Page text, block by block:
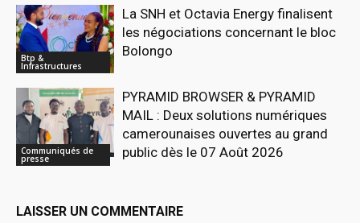
Btp &
Infrastructures
La SNH et Octavia Energy finalisent
les négociations concernant le bloc
Bolongo
Communiqués de
presse
PYRAMID BROWSER & PYRAMID
MAIL : Deux solutions numériques
camerounaises ouvertes au grand
public dès le 07 Août 2026
LAISSER UN COMMENTAIRE